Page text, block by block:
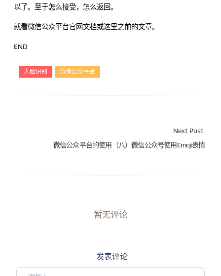
以了。至于怎么接受，怎么返回。
就看微信公众平台官网文档或这里之前的文章。
END
人脸识别 微信公众平台
Next Post
微信公众平台的使用（八）微信公众号使用Emoji表情
暂无评论
发表评论